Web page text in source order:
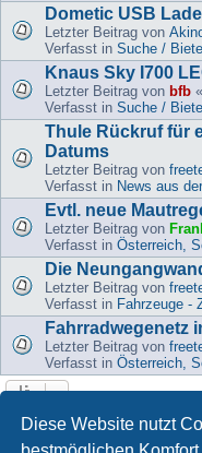
Diese Website nutzt
Dometic USB
Letzter Beitrag von
Verfasst in Suche / Biete
Knaus Sky I700
Letzter Beitrag von bfb «
Verfasst in Suche / Biete
Thule Rückruf für
Datums
Letzter Beitrag von
Verfasst in News aus
Evtl. neue
Letzter Beitrag von
Verfasst in Österreich,
Die
Letzter Beitrag von
Verfasst in Fahrzeuge -
Fahrradwegenetz
Letzter Beitrag von
Verfasst in Österreich,
Die Suche ergab 919